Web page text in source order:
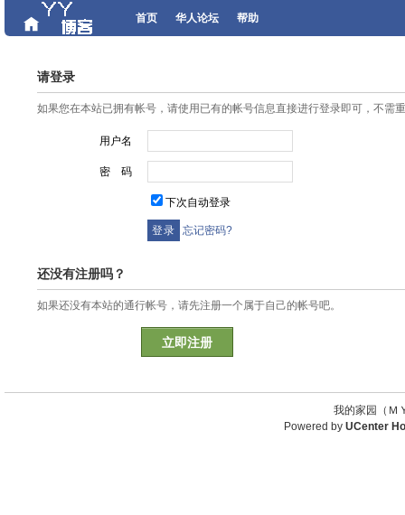
首页 华人论坛 帮助
请登录
如果您在本站已拥有帐号，请使用已有的帐号信息直接进行登录即可，不需
用户名
密 码
下次自动登录
忘记密码?
还没有注册吗？
如果还没有本站的通行帐号，请先注册一个属于自己的帐号吧。
立即注册
我的家园（
Powered by UCenter